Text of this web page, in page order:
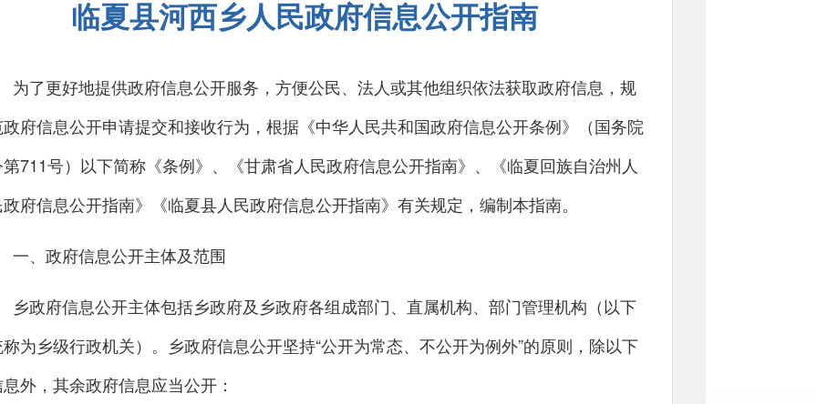
政执法案卷信息(法律、法规、规章规定应该公开的从其规定)。
（一）主动公开
乡政府及乡政府办公室负责向社会主动公开乡政府及乡政府办公室制发的非涉密类政府信息。主要包括：
2.政府工作报告、重大决策、重大工作部署及相关政策解读情况。
3.非涉密的乡政府重大活动。
临夏县河西乡人民政府信息公开指南
为了更好地提供政府信息公开服务，方便公民、法人或其他组织依法获取政府信息，规
府信息公开申请提交和接收行为，根据《中华人民共和国政府信息公开条例》（国务院
711号）以下简称《条例》、《甘肃省人民政府信息公开指南》、《临夏回族自治州人
府信息公开指南》《临夏县人民政府信息公开指南》有关规定，编制本指南。
一、政府信息公开主体及范围
乡政府信息公开主体包括乡政府及乡政府各组成部门、直属机构、部门管理机构（以下
为乡级行政机关）。乡政府信息公开坚持“公开为常态、不公开为例外”的原则，除以下
外，其余政府信息应当公开：